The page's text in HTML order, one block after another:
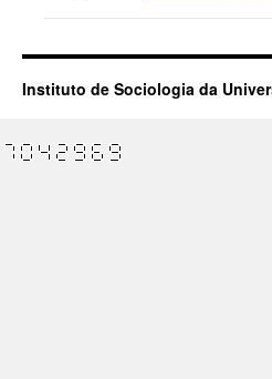
Instituto de Sociologia da